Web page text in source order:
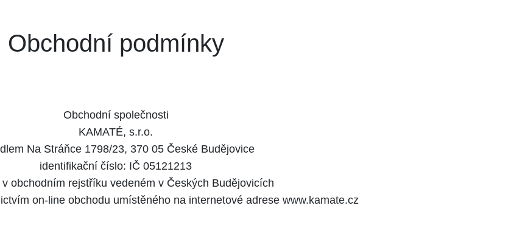
Obchodní podmínky
Obchodní společnosti
KAMATÉ, s.r.o.
Na Stráňce 1798/23, 370 05 České Budějovice
identifikační číslo: IČ 05121213
obchodním rejstříku vedeném v Českých Budějovicích
on-line obchodu umístěného na internetové adrese www.kamate.cz